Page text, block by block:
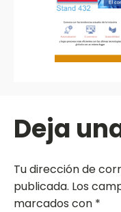
Deja
Tu dirección de
publicada. Los
marcados con *